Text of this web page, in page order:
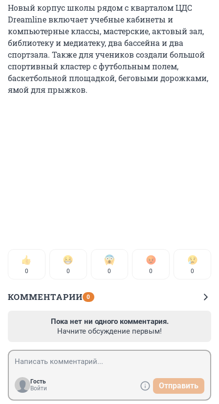
Новый корпус школы рядом с кварталом ЦДС
Dreamline включает учебные кабинеты и
компьютерные классы, мастерские, актовый зал,
библиотеку и медиатеку, два бассейна и два
спортзала. Также для учеников создали большой
спортивный кластер с футбольным полем,
баскетбольной площадкой, беговыми дорожками,
ямой для прыжков.
0 0 0 0 0
КОММЕНТАРИИ 0
Пока нет ни одного комментария.
Начните обсуждение первым!
Гость
Войти
Отправить